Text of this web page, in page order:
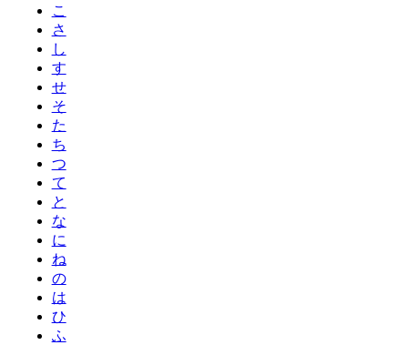
こ
さ
し
す
せ
そ
た
ち
つ
て
と
な
に
ね
の
は
ひ
ふ